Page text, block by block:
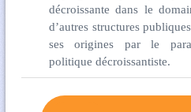
décroissante dans le
d’autres structures
ses origines par le
politique décroissantiste.